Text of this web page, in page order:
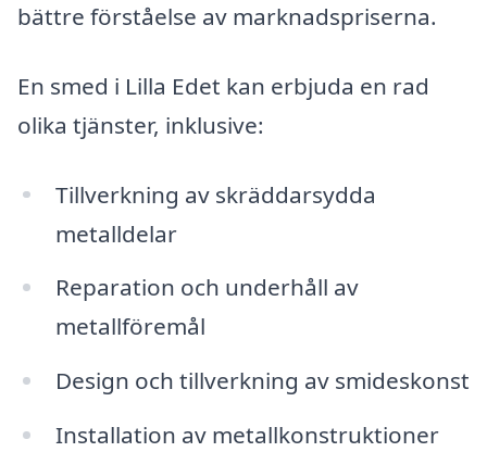
bättre förståelse av marknadspriserna.
En smed i Lilla Edet kan erbjuda en rad
olika tjänster, inklusive:
Tillverkning av skräddarsydda
metalldelar
Reparation och underhåll av
metallföremål
Design och tillverkning av smideskonst
Installation av metallkonstruktioner